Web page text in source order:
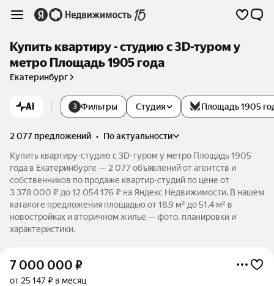
Купить квартиру - студию c 3D-туром у
метро Площадь 1905 года
Екатеринбург
AI 3 Фильтры Студия Площадь 1905
2 077 предложений •
по актуальности
Купить квартиру-студию c 3D-туром у метро Площадь 1905
года в Екатеринбурге — 2 077 объявлений от агентств и
собственников по продаже квартир-студий по цене от
3 378 000 ₽ до 12 054 176 ₽ на Яндекс Недвижимости. В нашем
каталоге предложения площадью от 18,9 м² до 51,4 м² в
новостройках и вторичном жилье — фото, планировки и
характеристики.
7 000 000 ₽
от 25 147 ₽ в месяц